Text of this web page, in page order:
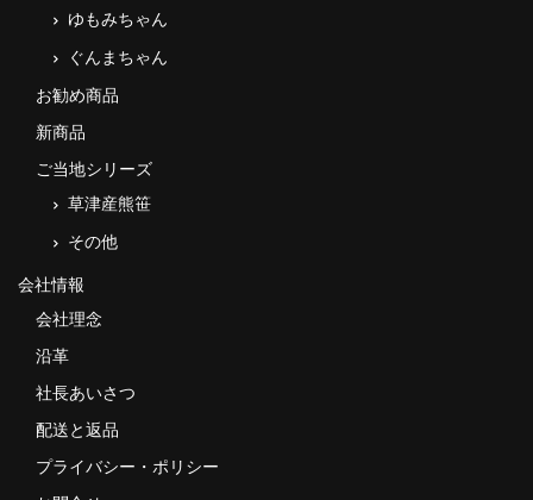
民芸品
会社情報
沿革
社長あいさつ
送料のご案内
スタッフブログ
ゆもみちゃん
ぐんまちゃん
お勧め商品
新商品
ご当地シリーズ
草津産熊笹
その他
会社情報
会社理念
沿革
社長あいさつ
配送と返品
プライバシー・ポリシー